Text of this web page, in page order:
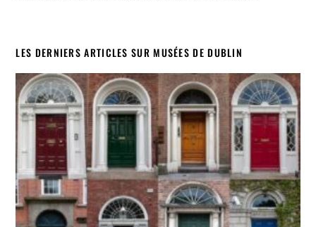
LES DERNIERS ARTICLES SUR MUSÉES DE DUBLIN